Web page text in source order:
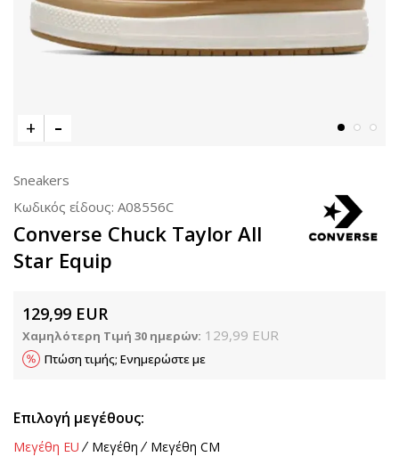
Sneakers
Κωδικός είδους: A08556C
Converse Chuck Taylor All
Star Equip
129,99 EUR
Χαμηλότερη Τιμή 30 ημερών: 129,99 EUR
Πτώση τιμής; Ενημερώστε με
Επιλογή μεγέθους:
Μεγέθη EU Μεγέθη Μεγέθη CM